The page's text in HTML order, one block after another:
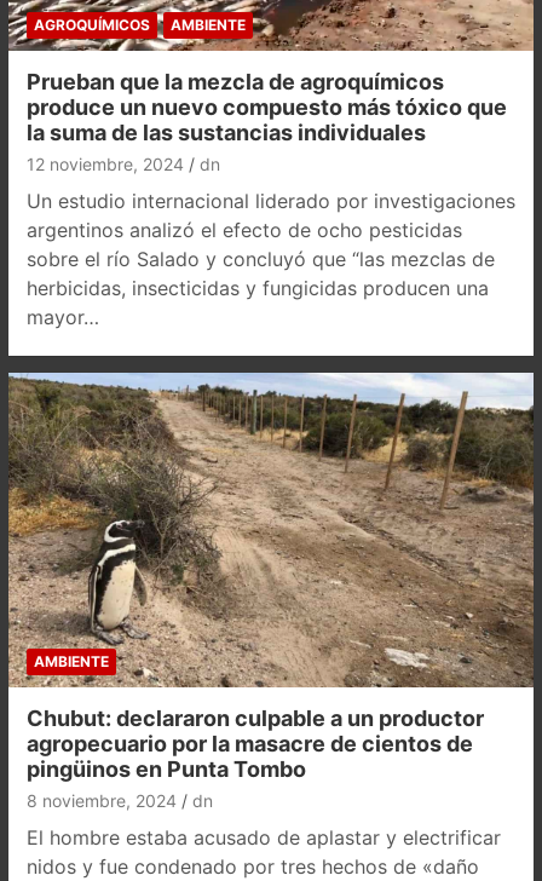
AGROQUÍMICOS AMBIENTE
Prueban que la mezcla de agroquímicos
produce un nuevo compuesto más tóxico que
la suma de las sustancias individuales
12 noviembre, 2024 dn
Un estudio internacional liderado por investigaciones
argentinos analizó el efecto de ocho pesticidas
sobre el río Salado y concluyó que “las mezclas de
herbicidas, insecticidas y fungicidas producen una
mayor…
AMBIENTE
Chubut: declararon culpable a un productor
agropecuario por la masacre de cientos de
pingüinos en Punta Tombo
8 noviembre, 2024 dn
El hombre estaba acusado de aplastar y electrificar
nidos y fue condenado por tres hechos de «daño